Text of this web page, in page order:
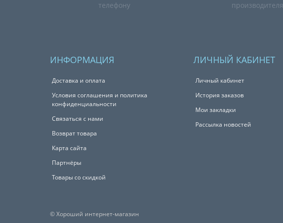
телефону
производителя
ИНФОРМАЦИЯ
Доставка и оплата
Условия соглашения и политика
конфиденциальности
Связаться с нами
Возврат товара
Карта сайта
Партнёры
Товары со скидкой
ЛИЧНЫЙ КАБИНЕТ
Личный кабинет
История заказов
Мои закладки
Рассылка новостей
© Хороший интернет-магазин